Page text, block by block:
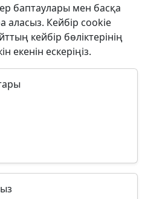
баптаулары мен басқа
аласыз. Кейбір cookie
кейбір бөліктерінің
екенін ескеріңіз.